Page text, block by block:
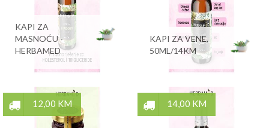
KAPI ZA
MASNOĆU -
HERBAMED
KAPI ZA VENE,
50ML/14KM
12,00 KM 14,00 KM